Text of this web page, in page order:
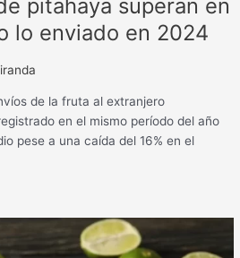
pitahaya superan en
lo enviado en 2024
de la fruta al extranjero
en el mismo período del año
pese a una caída del 16% en el